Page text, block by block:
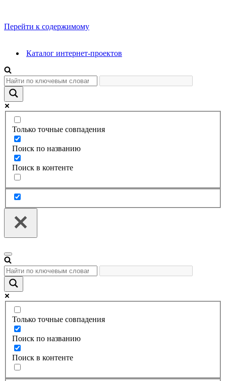
Перейти к содержимому
Каталог интернет-проектов
Только точные совпадения
Поиск по названию
Поиск в контенте
Меню
навигации
Только точные совпадения
Поиск по названию
Поиск в контенте